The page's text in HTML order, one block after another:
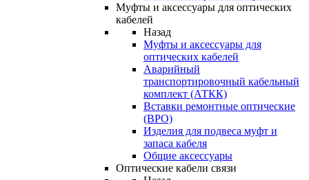
Муфты и аксессуары для оптических
кабелей
Назад
Муфты и аксессуары для
оптических кабелей
Аварийный
транспортировочный кабельный
комплект (АТКК)
Вставки ремонтные оптические
(ВРО)
Изделия для подвеса муфт и
запаса кабеля
Общие аксессуары
Оптические кабели связи